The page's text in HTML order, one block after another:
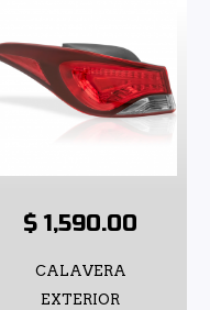
$ 1,590.00
CALAVERA
EXTERIOR